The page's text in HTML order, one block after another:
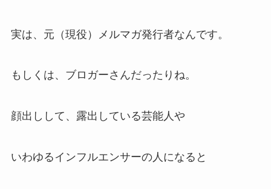
実は、元（現役）メルマガ発行者なんです。
もしくは、ブロガーさんだったりね。
顔出しして、露出している芸能人や
いわゆるインフルエンサーの人になると